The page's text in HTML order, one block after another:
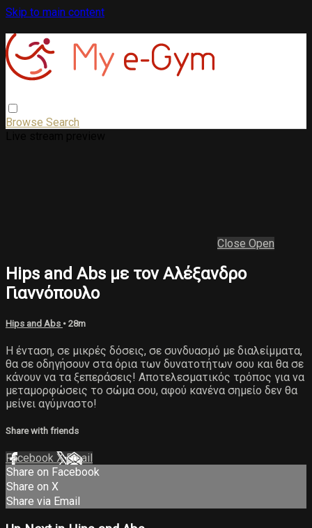
Skip to main content
Browse Search
Close Open
Hips and Abs με τον Αλέξανδρο
Γιαννόπουλο
Hips and Abs • 28m
Η ένταση, σε μικρές δόσεις, σε συνδυασμό με διαλείμματα,
θα σε οδηγήσουν στα όρια των δυνατοτήτων σου και θα σε
κάνουν να τα ξεπεράσεις! Αποτελεσματικός τρόπος για να
μεταμορφώσεις το σώμα σου, αφού κανένα σημείο δεν θα
μείνει αγύμναστο!
Share with friends
Facebook XEmail
Share on Facebook
Share on X
Share via Email